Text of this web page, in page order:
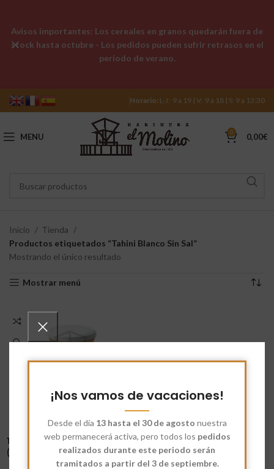
¡Nos vamos de vacaciones!
Desde el día 13 hasta el 30 de agosto nuestra
web permanecerá activa, pero todos los pedidos
realizados durante este periodo serán
tramitados a partir del 3 de septiembre.
Horario: L-J: 9 a 19 | V: 9 a 18 | S: 9 a 13:30
MENU 0 0,00€
Inicio
Tienda
Productos etiquetados “Tahini Blanco Sin Sal”
Mostrando el único resultado
Mostrar menú
Tahini Blanco Sin Sal –
(Crema de Sésamo Blanco)
Avisos importantes: Los cereales en granos quedarán fuera de
stock hasta octubre - Los pedidos pueden sufrir retrasos en el
período de verano.